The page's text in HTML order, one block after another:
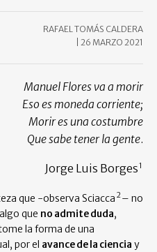
RAFAEL TOMÁS CALDERA
26 MARZO 2021
Manuel Flores va a morir
Eso es moneda corriente;
Morir es una costumbre
Que sabe tener la gente.
Jorge Luis Borges1
que -observa Sciacca 2– no
que no admite duda,
la forma de una
por el avance de la ciencia y